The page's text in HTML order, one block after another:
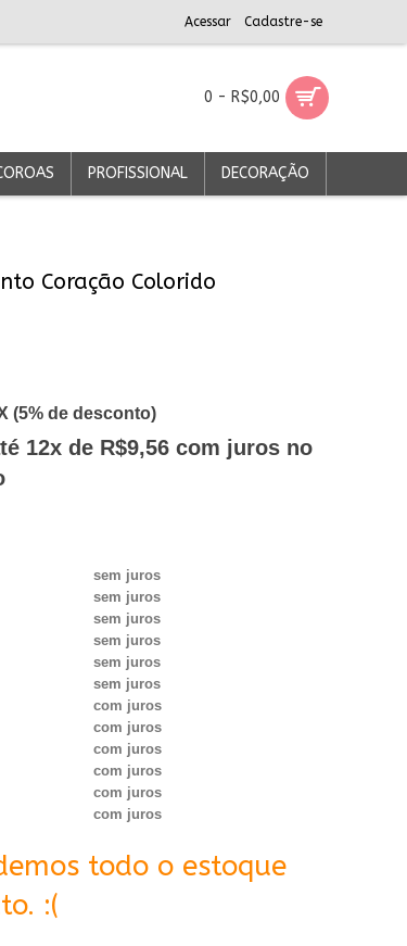
Acessar Cadastre-se
0 - R$0,00
PROFISSIONAL DECORAÇÃO
Coração Colorido
(5% de desconto)
12x de R$9,56 com juros no
sem juros
sem juros
sem juros
sem juros
sem juros
sem juros
com juros
com juros
com juros
com juros
com juros
com juros
todo o estoque
:(